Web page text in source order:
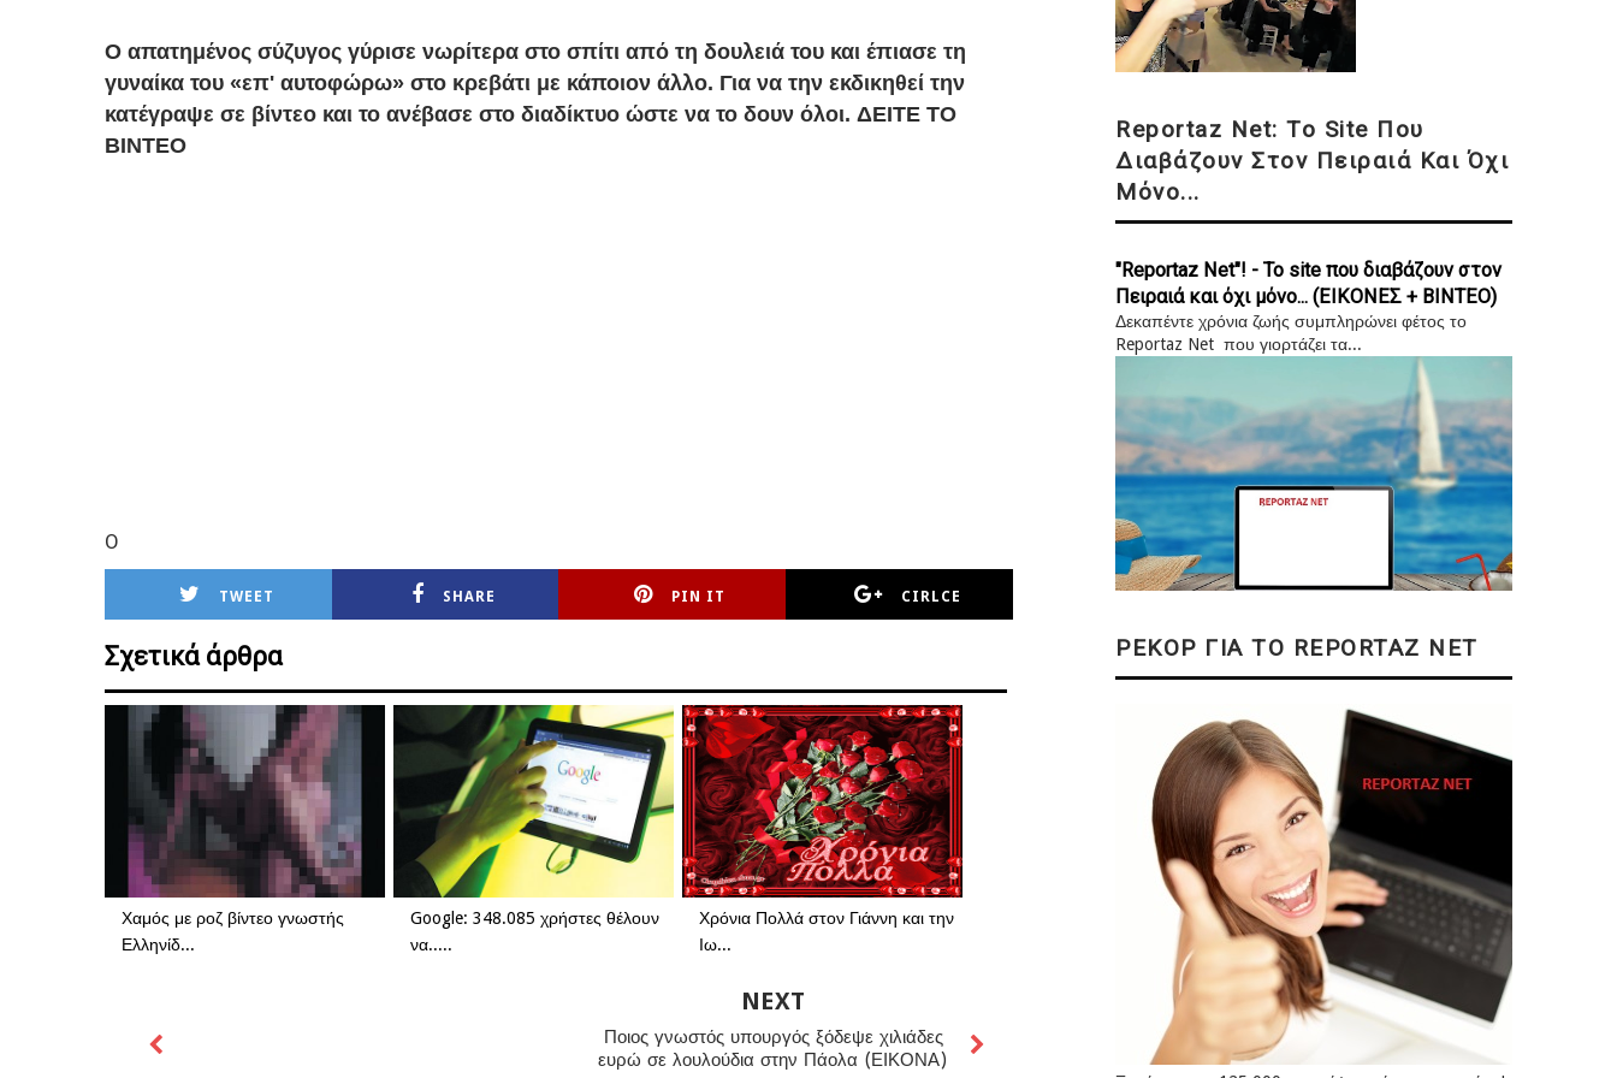
Ο απατημένος σύζυγος γύρισε νωρίτερα στο σπίτι από τη δουλειά του και έπιασε τη
γυναίκα του «επ' αυτοφώρω» στο κρεβάτι με κάποιον άλλο. Για να την εκδικηθεί την
κατέγραψε σε βίντεο και το ανέβασε στο διαδίκτυο ώστε να το δουν όλοι. ΔΕΙΤΕ ΤΟ
ΒΙΝΤΕΟ
Ο
TWEET SHARE PIN IT CIRLCE
Σχετικά άρθρα
Χαμός με ροζ βίντεο γνωστής
Ελληνίδ...
Google: 348.085 χρήστες θέλουν
να.....
Χρόνια Πολλά στον Γιάννη και την
Ιω...
NEXT
Ποιος γνωστός υπουργός ξόδεψε χιλιάδες
ευρώ σε λουλούδια στην Πάολα (ΕΙΚΟΝΑ)
Reportaz Net: Το Site Που
Διαβάζουν Στον Πειραιά Και Όχι
Μόνο...
"Reportaz Net"! - Το site που διαβάζουν στον
Πειραιά και όχι μόνο... (ΕΙΚΟΝΕΣ + ΒΙΝΤΕΟ)
Δεκαπέντε χρόνια ζωής συμπληρώνει φέτος το
Reportaz Net που γιορτάζει τα...
ΡΕΚΟΡ ΓΙΑ ΤΟ REPORTAZ NET